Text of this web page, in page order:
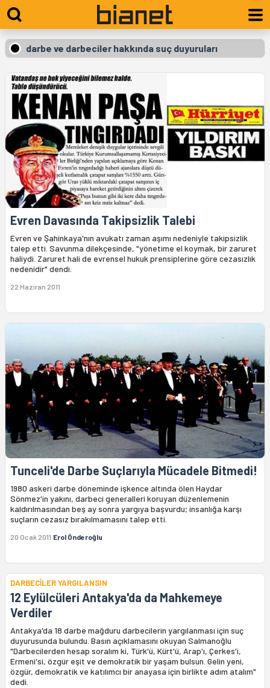
darbe ve darbeciler hakkında suç duyuruları
Evren Davasında Takipsizlik Talebi
Evren ve Şahinkaya'nın avukatı zaman aşımı nedeniyle takipsizlik
talep etti. Savunma dilekçesinde, "yönetime el koymak, bir zaruret
haliydi. Zaruret hali de evrensel hukuk prensiplerine göre cezasızlık
nedenidir" dendi.
22 Haziran 2011
Tunceli'de Darbe Suçlarıyla Mücadele Bitmedi!
1980 askeri darbe döneminde işkence altında ölen Haydar
Sönmez'in yakını, darbeci generalleri koruyan düzenlemenin
kaldırılmasından beş ay sonra yargıya başvurdu; insanlığa karşı
suçların cezasız bırakılmamasını talep etti.
20 Ocak 2011 Erol Önderoğlu
DARBECİLER YARGILANSIN
12 Eylülcüleri Antakya'da da Mahkemeye
Verdiler
Antakya'da 18 darbe mağduru darbecilerin yargılanması için suç
duyurusunda bulundu. Basın açıklamasını okuyan Salmanoğlu
"Darbecilerden hesap soralım ki, Türk'ü, Kürt'ü, Arap'ı, Çerkes'i,
Ermeni'si, özgür eşit ve demokratik bir yaşam bulsun. Gelin yeni,
özgür, demokratik ve katılımcı bir anayasa için birlikte adım atalım"
dedi.